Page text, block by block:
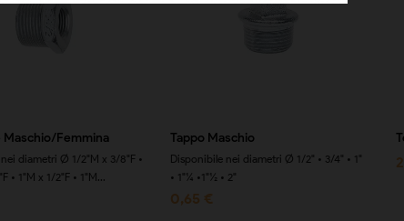
Maschio/Femmina
diametri Ø 1/2"M x 3/8"F •
• 1"M x 1/2"F • 1"M...
Tappo Maschio
Disponibile nei diametri Ø 1/2" • 3/4" • 1"
• 1"¼ •1"½ • 2"
0,65 €